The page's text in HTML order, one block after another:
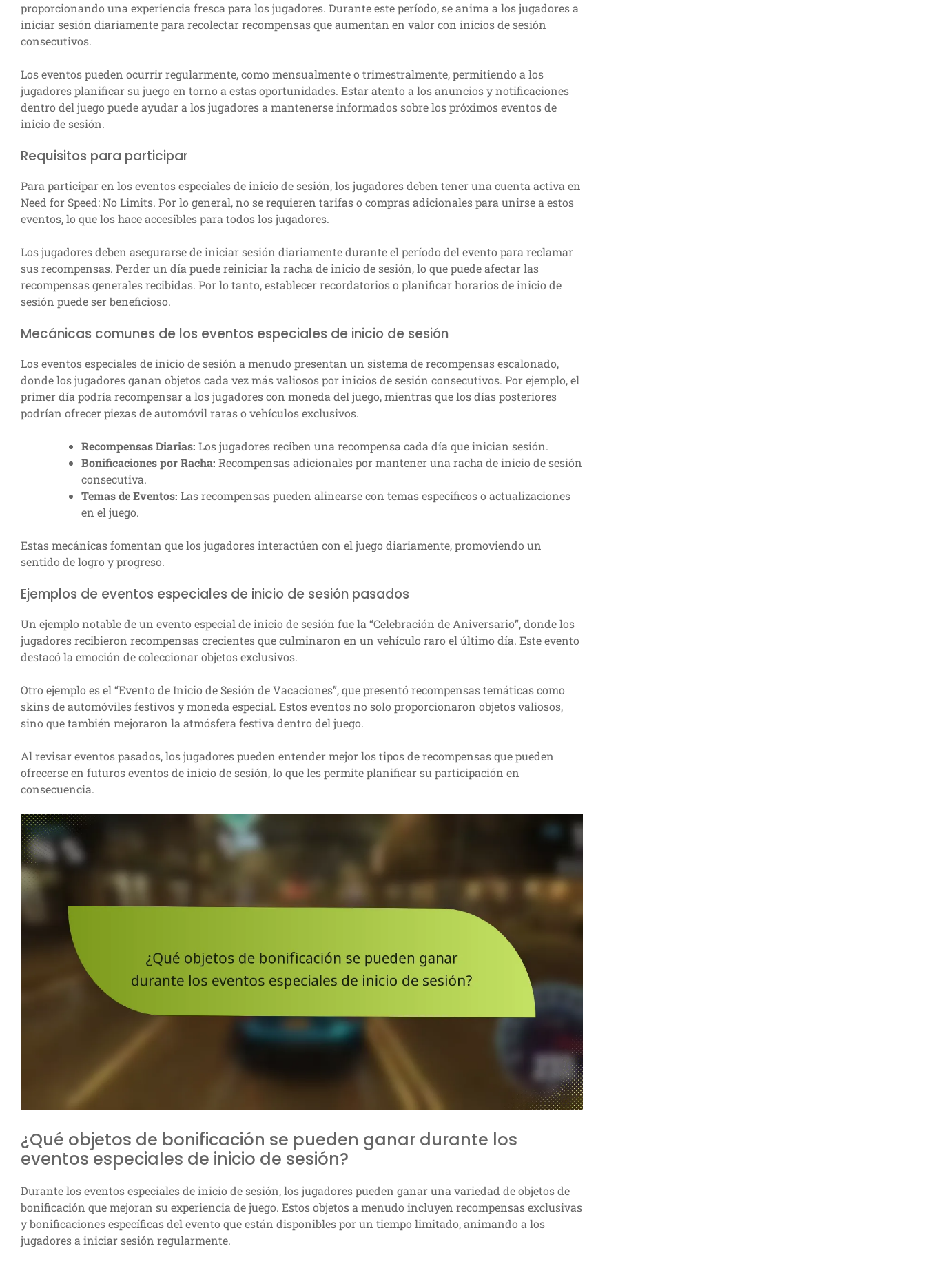
proporcionando una experiencia fresca para los jugadores. Durante este período, se anima a los jugadores a
iniciar sesión diariamente para recolectar recompensas que aumentan en valor con inicios de sesión
consecutivos.
Los eventos pueden ocurrir regularmente, como mensualmente o trimestralmente, permitiendo a los
jugadores planificar su juego en torno a estas oportunidades. Estar atento a los anuncios y notificaciones
dentro del juego puede ayudar a los jugadores a mantenerse informados sobre los próximos eventos de
inicio de sesión.
Requisitos para participar
Para participar en los eventos especiales de inicio de sesión, los jugadores deben tener una cuenta activa en
Need for Speed: No Limits. Por lo general, no se requieren tarifas o compras adicionales para unirse a estos
eventos, lo que los hace accesibles para todos los jugadores.
Los jugadores deben asegurarse de iniciar sesión diariamente durante el período del evento para reclamar
sus recompensas. Perder un día puede reiniciar la racha de inicio de sesión, lo que puede afectar las
recompensas generales recibidas. Por lo tanto, establecer recordatorios o planificar horarios de inicio de
sesión puede ser beneficioso.
Mecánicas comunes de los eventos especiales de inicio de sesión
Los eventos especiales de inicio de sesión a menudo presentan un sistema de recompensas escalonado,
donde los jugadores ganan objetos cada vez más valiosos por inicios de sesión consecutivos. Por ejemplo, el
primer día podría recompensar a los jugadores con moneda del juego, mientras que los días posteriores
podrían ofrecer piezas de automóvil raras o vehículos exclusivos.
Recompensas Diarias: Los jugadores reciben una recompensa cada día que inician sesión.
Bonificaciones por Racha: Recompensas adicionales por mantener una racha de inicio de sesión
consecutiva.
Temas de Eventos: Las recompensas pueden alinearse con temas específicos o actualizaciones
en el juego.
Estas mecánicas fomentan que los jugadores interactúen con el juego diariamente, promoviendo un
sentido de logro y progreso.
Ejemplos de eventos especiales de inicio de sesión pasados
Un ejemplo notable de un evento especial de inicio de sesión fue la “Celebración de Aniversario”, donde los
jugadores recibieron recompensas crecientes que culminaron en un vehículo raro el último día. Este evento
destacó la emoción de coleccionar objetos exclusivos.
Otro ejemplo es el “Evento de Inicio de Sesión de Vacaciones”, que presentó recompensas temáticas como
skins de automóviles festivos y moneda especial. Estos eventos no solo proporcionaron objetos valiosos,
sino que también mejoraron la atmósfera festiva dentro del juego.
Al revisar eventos pasados, los jugadores pueden entender mejor los tipos de recompensas que pueden
ofrecerse en futuros eventos de inicio de sesión, lo que les permite planificar su participación en
consecuencia.
¿Qué objetos de bonificación se pueden ganar durante los
eventos especiales de inicio de sesión?
Durante los eventos especiales de inicio de sesión, los jugadores pueden ganar una variedad de objetos de
bonificación que mejoran su experiencia de juego. Estos objetos a menudo incluyen recompensas exclusivas
y bonificaciones específicas del evento que están disponibles por un tiempo limitado, animando a los
jugadores a iniciar sesión regularmente.